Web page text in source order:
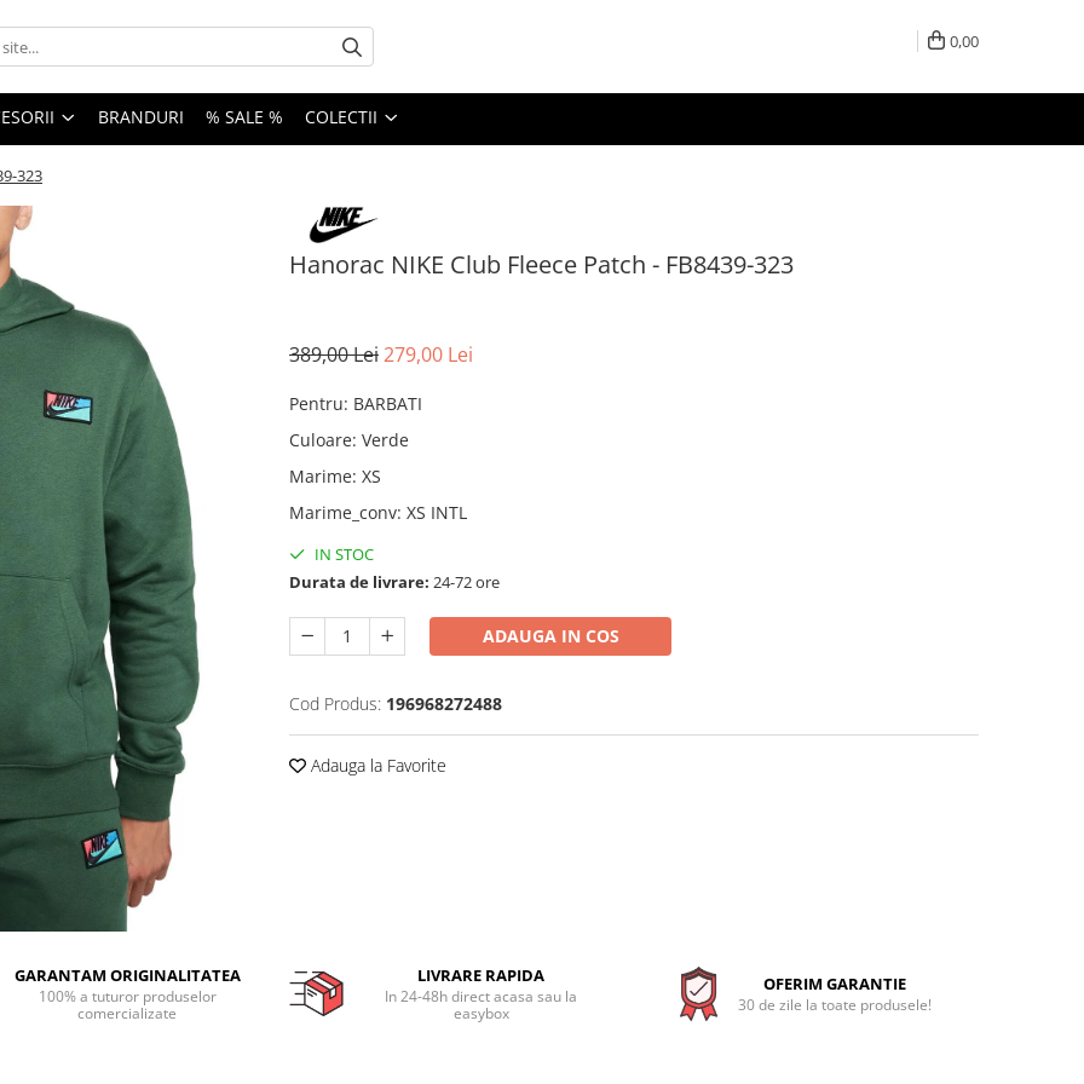
0,00
BRANDURI % SALE % COLECTII
323
Hanorac NIKE Club Fleece Patch - FB8439-323
389,00 Lei279,00 Lei
Pentru: BARBATI
Culoare: Verde
Marime: XS
Marime_conv: XS INTL
IN STOC
Durata de livrare: 24-72 ore
ADAUGA IN COS
Cod Produs: 196968272488
Adauga la Favorite
GARANTAM ORIGINALITATEA
100% a tuturor produselor
comercializate
LIVRARE RAPIDA
In 24-48h direct acasa sau la
easybox
OFERIM GARANTIE
30 de zile la toate produsele!